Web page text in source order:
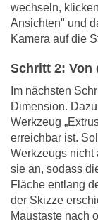
wechseln,
Ansichten" und
Kamera auf die
Schritt 2: Von
Im nächsten
Dimension.
Werkzeug
erreichbar ist.
Werkzeugs nicht
sie an, sodass
Fläche entlang
der Skizze
Maustaste nach